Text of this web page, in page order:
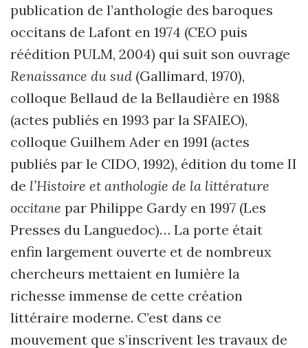
publication de l’anthologie des baroques
occitans de Lafont en 1974 (CEO puis
réédition PULM, 2004) qui suit son ouvrage
Renaissance du sud (Gallimard, 1970),
colloque Bellaud de la Bellaudière en 1988
(actes publiés en 1993 par la SFAIEO),
colloque Guilhem Ader en 1991 (actes
publiés par le CIDO, 1992), édition du tome II
de l’Histoire et anthologie de la littérature
occitane par Philippe Gardy en 1997 (Les
Presses du Languedoc)… La porte était
enfin largement ouverte et de nombreux
chercheurs mettaient en lumière la
richesse immense de cette création
littéraire moderne. C’est dans ce
mouvement que s’inscrivent les travaux de